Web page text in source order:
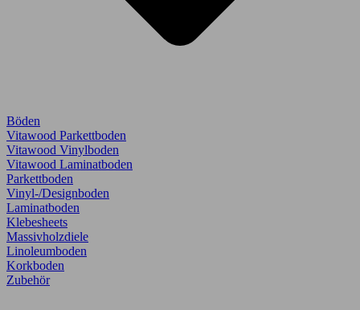
Böden
Vitawood Parkettboden
Vitawood Vinylboden
Vitawood Laminatboden
Parkettboden
Vinyl-/Designboden
Laminatboden
Klebesheets
Massivholzdiele
Linoleumboden
Korkboden
Zubehör